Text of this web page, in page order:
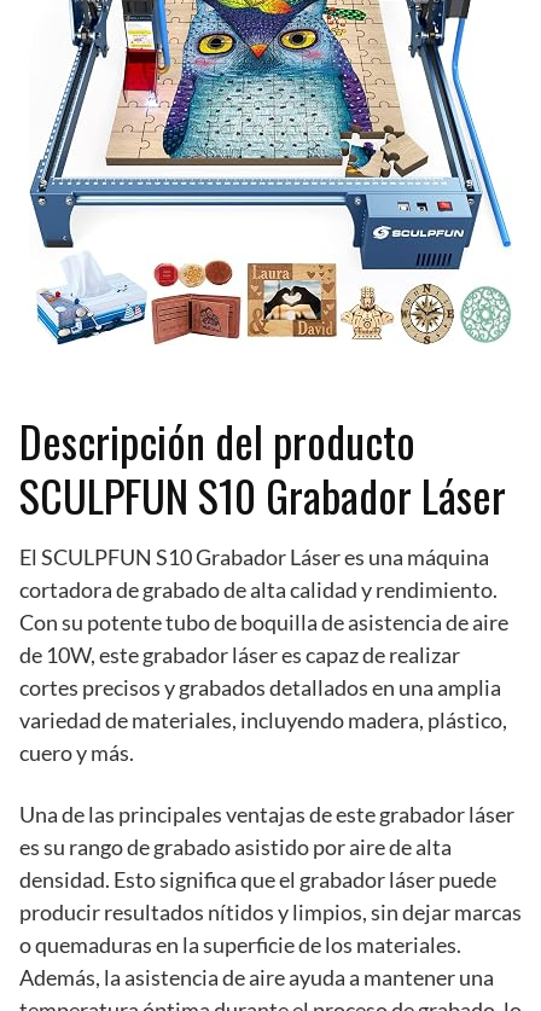
Descripción del producto
SCULPFUN S10 Grabador Láser
El SCULPFUN S10 Grabador Láser es una máquina
cortadora de grabado de alta calidad y rendimiento.
Con su potente tubo de boquilla de asistencia de aire
de 10W, este grabador láser es capaz de realizar
cortes precisos y grabados detallados en una amplia
variedad de materiales, incluyendo madera, plástico,
cuero y más.
Una de las principales ventajas de este grabador láser
es su rango de grabado asistido por aire de alta
densidad. Esto significa que el grabador láser puede
producir resultados nítidos y limpios, sin dejar marcas
o quemaduras en la superficie de los materiales.
Además, la asistencia de aire ayuda a mantener una